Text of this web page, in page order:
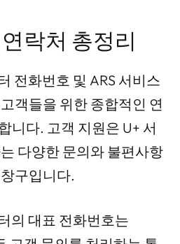
락처 총정리
전화번호 및 ARS 서비스
객들을 위한 종합적인 연
니다. 고객 지원은 U+ 서
다양한 문의와 불편사항
구입니다.
의 대표 전화번호는